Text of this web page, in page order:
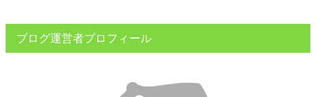
ブログ運営者プロフィール